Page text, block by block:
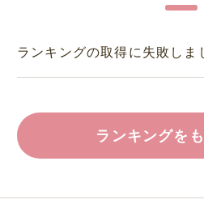
ランキングの取得に失敗しま
ランキングを